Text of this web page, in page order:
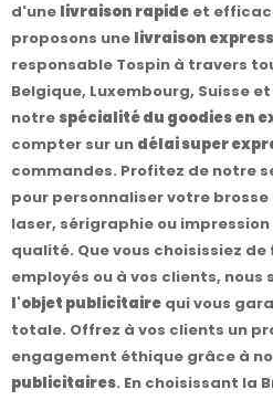
d'une livraison rapide et
proposons une livraison express
responsable Tospin à travers
Belgique, Luxembourg, Suisse
notrespécialité du goodies en
compter sur un délai super
commandes. Profitez de notre
pour personnaliser votre
laser, sérigraphie ou
qualité. Que vous choisissiez
employés ou à vos clients, nous
l'objet publicitaire qui vous
totale. Offrez à vos clients un
engagement éthique grâce à
publicitaires. En choisissant la